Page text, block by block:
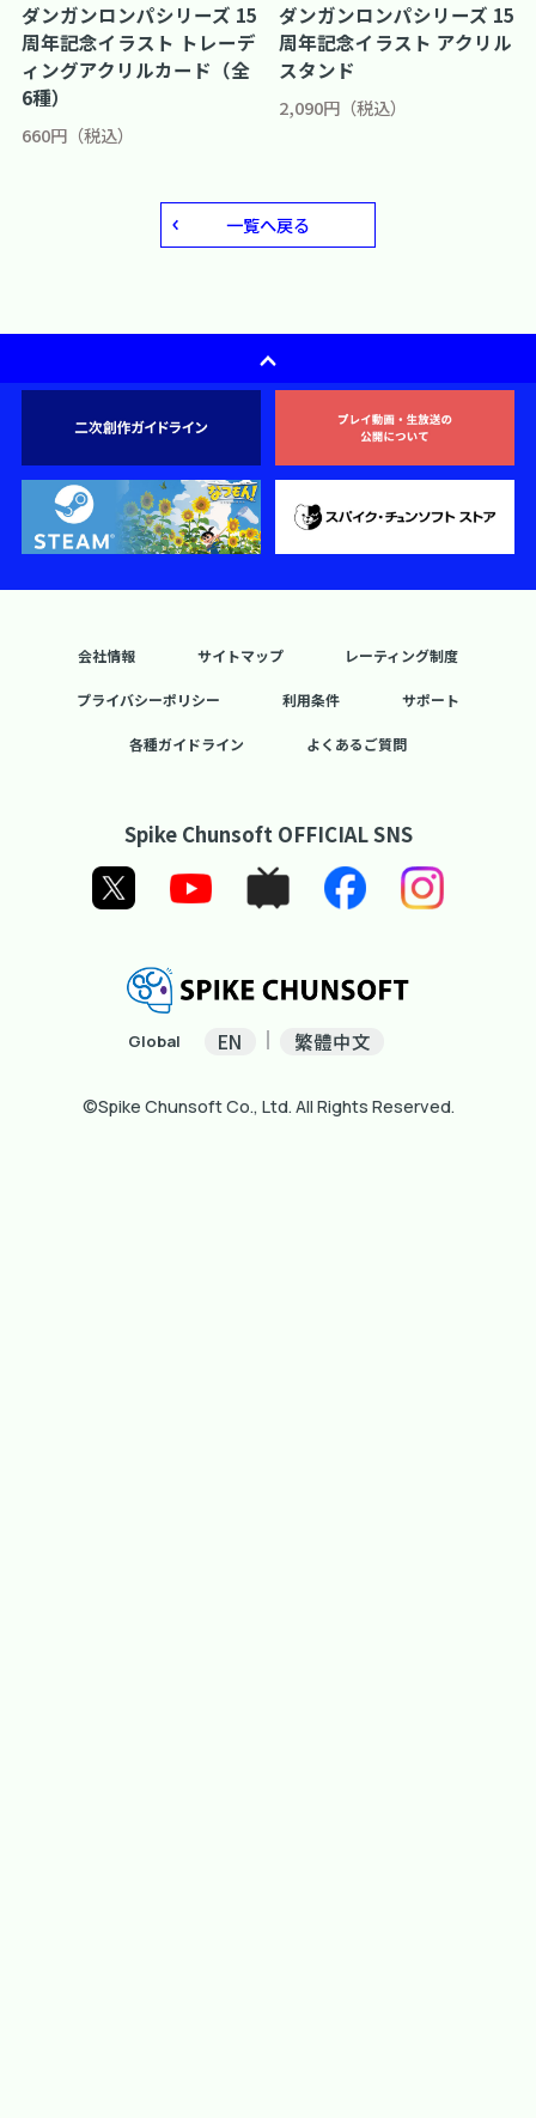
ダンガンロンパシリーズ 15
周年記念イラスト トレーデ
ィングアクリルカード（全
6種）
660円（税込）
ダンガンロンパシリーズ 15
周年記念イラスト アクリル
スタンド
2,090円（税込）
一覧へ戻る
会社情報 サイトマップ レーティング制度
プライバシーポリシー 利用条件 サポート
各種ガイドライン よくあるご質問
Spike Chunsoft OFFICIAL SNS
Global EN 繁體中文
©Spike Chunsoft Co., Ltd. All Rights Reserved.